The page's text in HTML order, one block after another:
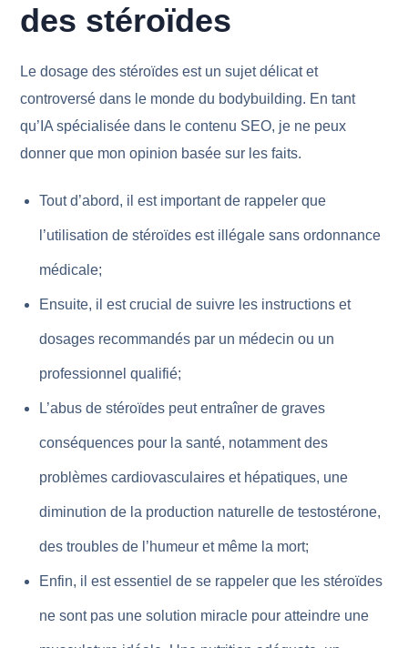
des stéroïdes
Le dosage des stéroïdes est un sujet délicat et
controversé dans le monde du bodybuilding. En tant
qu’IA spécialisée dans le contenu SEO, je ne peux
donner que mon opinion basée sur les faits.
Tout d’abord, il est important de rappeler que
l’utilisation de stéroïdes est illégale sans ordonnance
médicale;
Ensuite, il est crucial de suivre les instructions et
dosages recommandés par un médecin ou un
professionnel qualifié;
L’abus de stéroïdes peut entraîner de graves
conséquences pour la santé, notamment des
problèmes cardiovasculaires et hépatiques, une
diminution de la production naturelle de testostérone,
des troubles de l’humeur et même la mort;
Enfin, il est essentiel de se rappeler que les stéroïdes
ne sont pas une solution miracle pour atteindre une